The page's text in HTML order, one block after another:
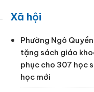
Xã hội
Phường Ngô
tặng sách giáo
phục cho 307 học
học mới